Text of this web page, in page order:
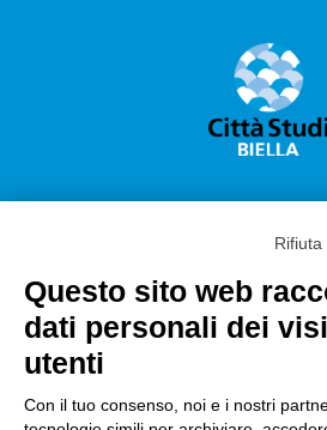
Città Studi
Sede Legale Corso G. Pella, 2 –
18.235.000,00
Questo sito web
dati personali dei
utenti
Con il tuo consenso, noi e i nostri